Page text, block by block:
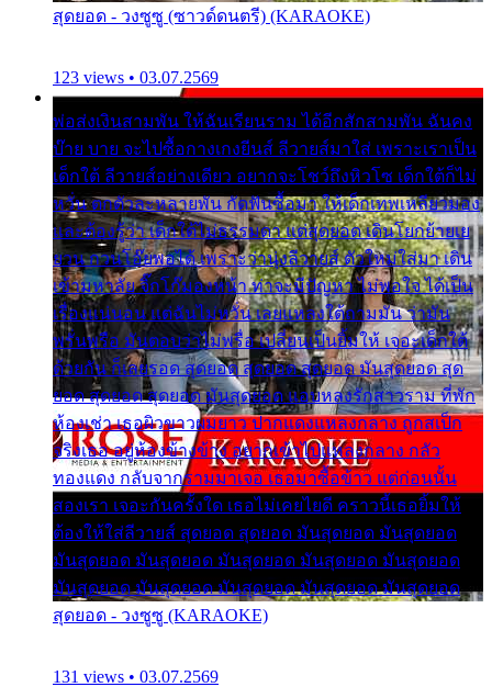
สุดยอด - วงซูซู (ซาวด์ดนตรี) (KARAOKE)
123 views • 03.07.2569
พ่อส่งเงินสามพัน ให้ฉันเรียนราม ได้อีกสักสามพัน ฉันคง
บ๊าย บาย จะไปซื้อกางเกงยีนส์ ลีวายส์มาใส่ เพราะเราเป็น
เด็กใต้ ลีวายส์อย่างเดียว อยากจะโชว์ถึงหิวโซ เด็กใต้ก็ไม่
หวั่น ตกตัวละหลายพัน กัดฟันซื้อมา ให้เด็กเทพเหลียวมอง
และต้องรู้ว่า เด็กใต้ไม่ธรรมดา แต่สุดยอด เดินโยกย้ายเย
ยวน กวนโอ๊ยพอได้ เพราะว่านุ่งลีวายส์ ตัวใหม่ใส่มา เดิน
เข้ามหาลัย จิ๊กโก๊มองหน้า ท่าจะมีปัญหา ไม่พอใจ ได้เป็น
เรื่องแน่นอน แต่ฉันไม่หวั่น เลยแหลงใต้ถามมัน ว่ามัน
พรั่นพรือ มันตอบว่าไม่พรื่อ เปลี่ยนเป็นยิ้มให้ เจอะเด็กใต้
ด้วยกัน ก็เลยรอด สุดยอด สุดยอด สุดยอด มันสุดยอด สุด
ยอด สุดยอด สุดยอด มันสุดยอด แอบหลงรักสาวราม ที่พัก
ห้องเช่า เธอผิวขาวผมยาว ปากแดงแหลงกลาง ถูกสเป็ก
จริงเธอ อยู่ห้องข้างข้าง อยากเข้าไปแหลงกลาง กลัว
ทองแดง กลับจากรามมาเจอ เธอมาซื้อข้าว แต่ก่อนนั้น
สองเรา เจอะกันครั้งใด เธอไม่เคยไยดี คราวนี้เธอยิ้มให้
ต้องให้ใส่ลีวายส์ สุดยอด สุดยอด มันสุดยอด มันสุดยอด
มันสุดยอด มันสุดยอด มันสุดยอด มันสุดยอด มันสุดยอด
มันสุดยอด มันสุดยอด มันสุดยอด มันสุดยอด มันสุดยอด
สุดยอด - วงซูซู (KARAOKE)
131 views • 03.07.2569